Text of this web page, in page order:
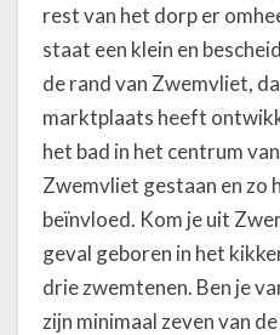
rest van het dorp er
staat een klein en
de rand van Zwemvliet,
marktplaats heeft
het bad in het centrum
Zwemvliet gestaan en zo
beïnvloed. Kom je uit
geval geboren in het
drie zwemtenen. Ben je
zijn minimaal zeven van